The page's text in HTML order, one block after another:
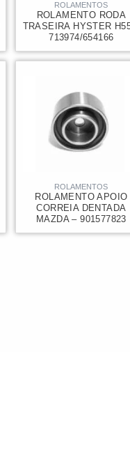
ROLAMENTOS
ROLAMENTO RODA
TRASEIRA HYSTER
713974/654166
ROLAMENTOS
ROLAMENTO APOIO
CORREIA DENTADA
MAZDA – 901577823